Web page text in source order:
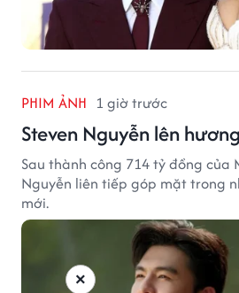
PHIM ẢNH 1 giờ trước
Steven Nguyễn lên
Sau thành công 714 tỷ đồng của
Nguyễn liên tiếp góp mặt trong
mới.
×